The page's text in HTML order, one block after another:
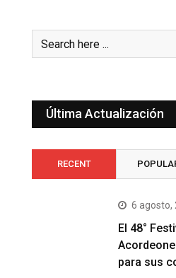
Última Actualización
RECENT
6 agosto,
El 48°
para sus